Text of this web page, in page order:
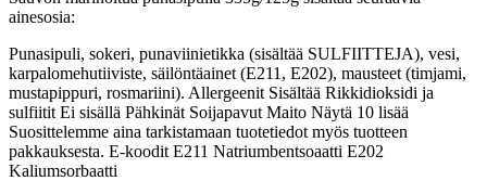
ainesosia:
Punasipuli, sokeri, punaviinietikka (sisältää SULFIITTEJA), vesi,
karpalomehutiiviste, säilöntäainet (E211, E202), mausteet (timjami,
mustapippuri, rosmariini). Allergeenit Sisältää Rikkidioksidi ja
sulfiitit Ei sisällä Pähkinät Soijapavut Maito Näytä 10 lisää
Suosittelemme aina tarkistamaan tuotetiedot myös tuotteen
pakkauksesta. E-koodit E211 Natriumbentsoaatti E202
Kaliumsorbaatti